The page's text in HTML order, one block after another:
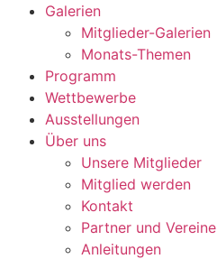
Galerien
Mitglieder-Galerien
Monats-Themen
Programm
Wettbewerbe
Ausstellungen
Über uns
Unsere Mitglieder
Mitglied werden
Kontakt
Partner und Vereine
Anleitungen